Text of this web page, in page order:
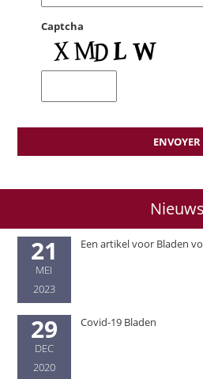
Captcha
Nieuws
21
MEI
2023
Een artikel voor Bladen
29
DEC
2020
Covid-19 Bladen